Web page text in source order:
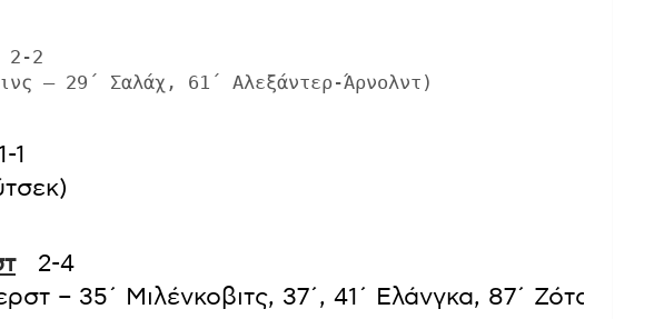
2-2
– 29΄ Σαλάχ, 61΄ Αλεξάντερ-Άρνολντ)
1
2-4
– 35΄ Μιλένκοβιτς, 37΄, 41΄ Ελάνγκα, 87΄ Ζότα Σίλβα)